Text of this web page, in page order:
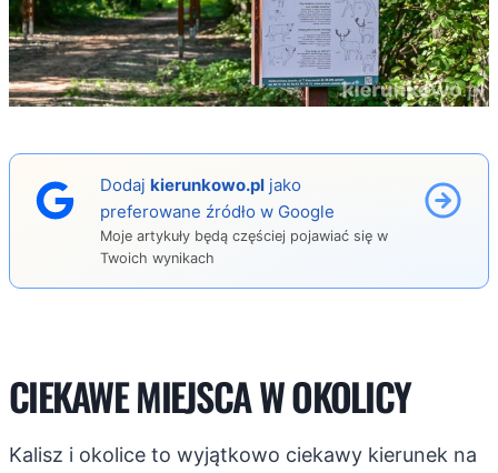
Dodajkierunkowo.pl jako
preferowane źródło w Google
Moje artykuły będą częściej pojawiać się w
Twoich wynikach
CIEKAWE MIEJSCA W OKOLICY
Kalisz i okolice to wyjątkowo ciekawy kierunek na